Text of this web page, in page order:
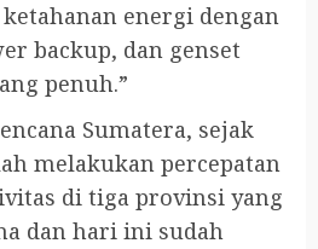
energi dengan
backup, dan genset
penuh.”
Sumatera, sejak
melakukan percepatan
di tiga provinsi yang
dan hari ini sudah